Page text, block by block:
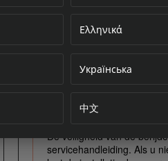
Ελληνικά
Українська
中文